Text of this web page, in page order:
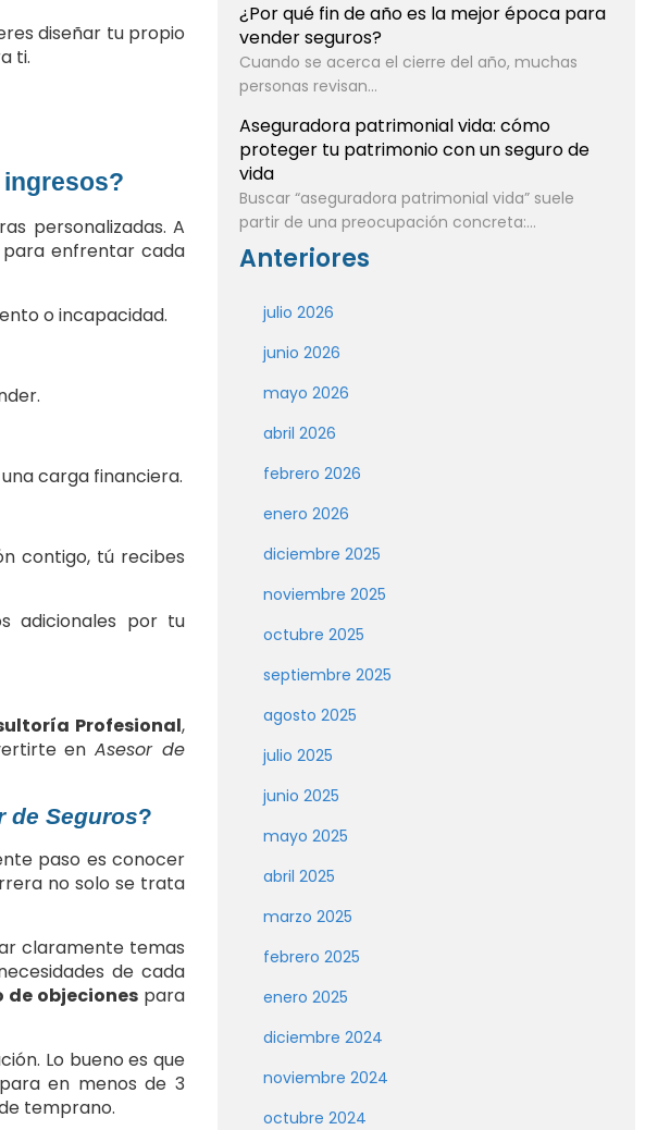
diseñar tu propio
ti.
personalizadas. A
para enfrentar cada
o incapacidad.
carga financiera.
contigo, tú recibes
adicionales por tu
Profesional,
enAsesor de
de Seguros?
paso es conocer
no solo se trata
claramente temas
de cada
de objeciones para
Lo bueno es que
en menos de 3
temprano.
¿Por qué fin de año es la mejor época para
vender seguros?
Cuando se acerca el cierre del año, muchas
personas revisan...
Aseguradora patrimonial vida: cómo
proteger tu patrimonio con un seguro de
vida
Buscar “aseguradora patrimonial vida” suele
partir de una preocupación concreta:...
Anteriores
julio 2026
junio 2026
mayo 2026
abril 2026
febrero 2026
enero 2026
diciembre 2025
noviembre 2025
octubre 2025
septiembre 2025
agosto 2025
julio 2025
junio 2025
mayo 2025
abril 2025
marzo 2025
febrero 2025
enero 2025
diciembre 2024
noviembre 2024
octubre 2024